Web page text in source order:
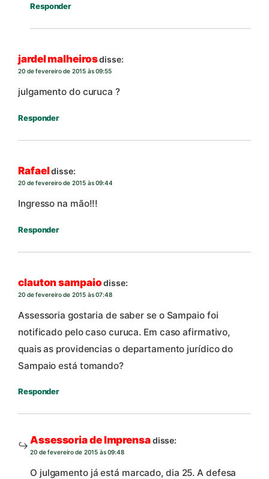
Responder
jardel malheirosdisse:
20 de fevereiro de 2015 às 09:55
julgamento do curuca ?
Responder
Rafaeldisse:
20 de fevereiro de 2015 às 09:44
Ingresso na mão!!!
Responder
clauton sampaio disse:
20 de fevereiro de 2015 às 07:48
Assessoria gostaria de saber se o Sampaio foi
notificado pelo caso curuca. Em caso afirmativo,
quais as providencias o departamento jurídico do
Sampaio está tomando?
Responder
Assessoria de Imprensadisse:
20 de fevereiro de 2015 às 09:48
O julgamento já está marcado, dia 25. A defesa